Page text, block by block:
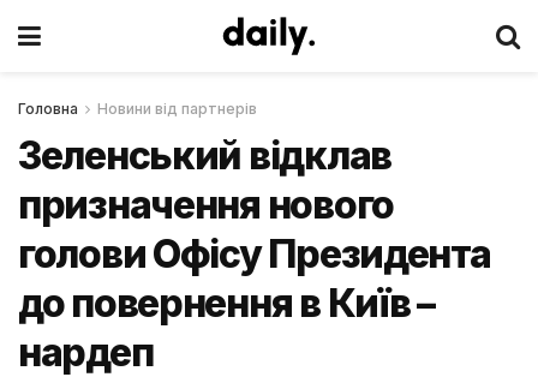
Головна Новини від партнерів
Зеленський відклав
призначення нового
голови Офісу Президента
до повернення в Київ –
нардеп